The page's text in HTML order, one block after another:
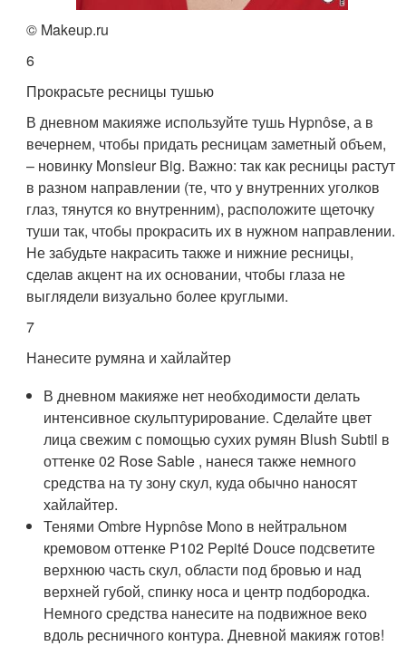
© Makeup.ru
6
Прокрасьте ресницы тушью
В дневном макияже используйте тушь Hypnôse, а в
вечернем, чтобы придать ресницам заметный объем,
– новинку Monsieur Big. Важно: так как ресницы растут
в разном направлении (те, что у внутренних уголков
глаз, тянутся ко внутренним), расположите щеточку
туши так, чтобы прокрасить их в нужном направлении.
Не забудьте накрасить также и нижние ресницы,
сделав акцент на их основании, чтобы глаза не
выглядели визуально более круглыми.
7
Нанесите румяна и хайлайтер
В дневном макияже нет необходимости делать
интенсивное скульптурирование. Сделайте цвет
лица свежим с помощью сухих румян Blush Subtil в
оттенке 02 Rose Sable , нанеся также немного
средства на ту зону скул, куда обычно наносят
хайлайтер.
Тенями Ombre Hypnôse Mono в нейтральном
кремовом оттенке P102 Pepité Douce подсветите
верхнюю часть скул, области под бровью и над
верхней губой, спинку носа и центр подбородка.
Немного средства нанесите на подвижное веко
вдоль ресничного контура. Дневной макияж готов!